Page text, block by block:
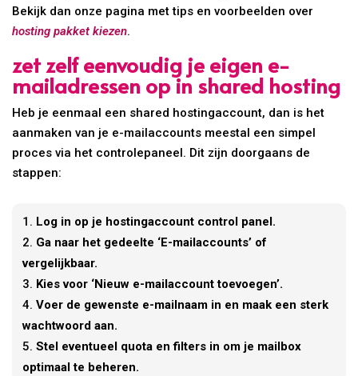
Bekijk dan onze pagina met tips en voorbeelden over
hosting pakket kiezen.
zet zelf eenvoudig je eigen e-
mailadressen op in shared hosting
Heb je eenmaal een shared hostingaccount, dan is het
aanmaken van je e-mailaccounts meestal een simpel
proces via het controlepaneel. Dit zijn doorgaans de
stappen:
Log in op je hostingaccount control panel.
Ga naar het gedeelte ‘E-mailaccounts’ of
vergelijkbaar.
Kies voor ‘Nieuw e-mailaccount toevoegen’.
Voer de gewenste e-mailnaam in en maak een sterk
wachtwoord aan.
Stel eventueel quota en filters in om je mailbox
optimaal te beheren.